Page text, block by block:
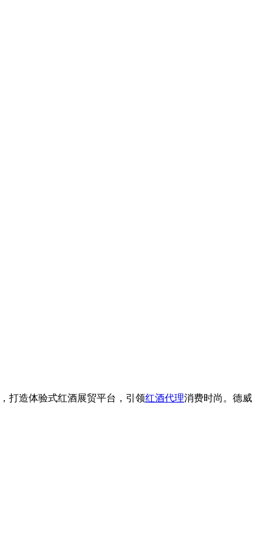
，打造体验式红酒展贸平台，引领红酒代理消费时尚。德威